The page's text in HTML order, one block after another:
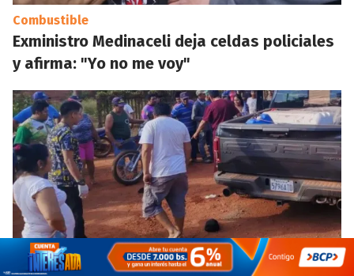
Combustible
Exministro Medinaceli deja celdas policiales
y afirma: "Yo no me voy"
Violencia